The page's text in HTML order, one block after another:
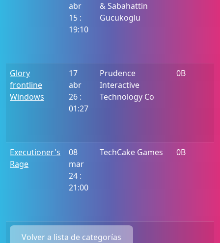
abr
15 :
19:10
& Sabahattin
Gucukoglu
Glory
frontline
Windows
17
abr
26 :
01:27
Prudence
Interactive
Technology Co
0B
Executioner's
Rage
08
mar
24 :
21:00
TechCake Games 0B
Volver a lista de categorías